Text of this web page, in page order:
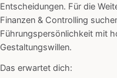
Entscheidungen. Für die
Finanzen & Controlling
Führungspersönlichkeit mit
Gestaltungswillen.
Das erwartet dich: